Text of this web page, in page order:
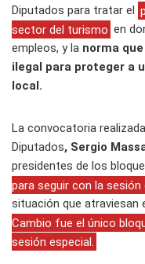
Diputados para tratar el
sector del turismo en
empleos, y la norma
ilegal para proteger a
local.
La convocatoria
Diputados, Sergio
presidentes de los
para seguir con la
situación que
Cambio fue el único
sesión especial.